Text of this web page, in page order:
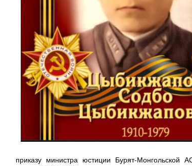
приказу министра юстиции Бурят-Монгольской